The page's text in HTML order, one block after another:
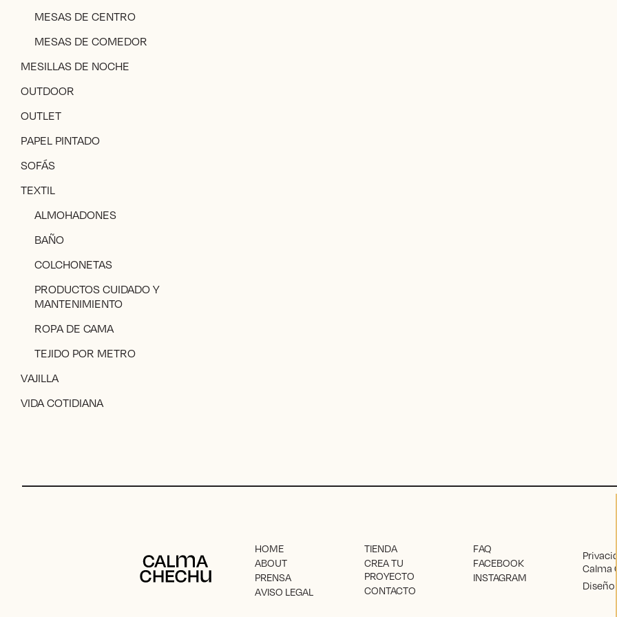
MESAS DE CENTRO
MESAS DE COMEDOR
MESILLAS DE NOCHE
OUTDOOR
OUTLET
PAPEL PINTADO
SOFÁS
TEXTIL
ALMOHADONES
BAÑO
COLCHONETAS
PRODUCTOS CUIDADO Y
MANTENIMIENTO
ROPA DE CAMA
TEJIDO POR METRO
VAJILLA
VIDA COTIDIANA
Calma Chechu
HOME
ABOUT
PRENSA
AVISO LEGAL
TIENDA
CREA TU
PROYECTO
CONTACTO
FAQ
FACEBOOK
INSTAGRAM
Calma
Diseño